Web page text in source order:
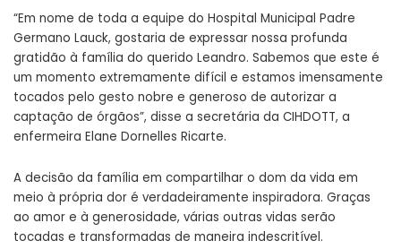
“Em nome de toda a equipe do Hospital Municipal Padre
Germano Lauck, gostaria de expressar nossa profunda
gratidão à família do querido Leandro. Sabemos que este é
um momento extremamente difícil e estamos imensamente
tocados pelo gesto nobre e generoso de autorizar a
captação de órgãos”, disse a secretária da CIHDOTT, a
enfermeira Elane Dornelles Ricarte.
A decisão da família em compartilhar o dom da vida em
meio à própria dor é verdadeiramente inspiradora. Graças
ao amor e à generosidade, várias outras vidas serão
tocadas e transformadas de maneira indescritível.